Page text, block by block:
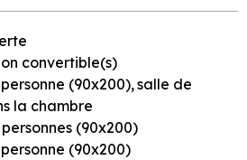
convertible(s)
(90x200) salle de
la chambre
(90x200)
(90x200)